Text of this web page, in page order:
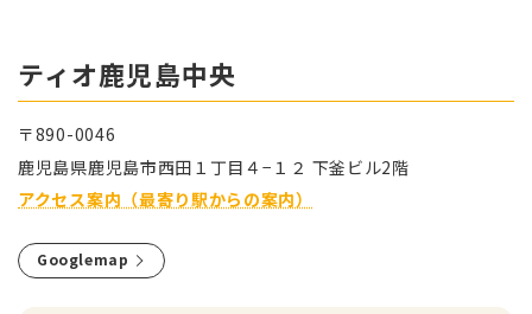
ティオ⿅児島中央
〒890-0046
⿅児島県⿅児島市⻄⽥１丁⽬４−１２ 下釜ビル2階
アクセス案内（最寄り駅からの案内）
Googlemap